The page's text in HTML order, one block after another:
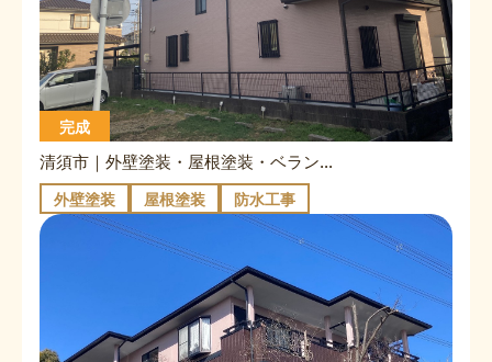
完成
清須市｜外壁塗装・屋根塗装・ベランダ防水｜H様邸
外壁塗装 屋根塗装 防水工事